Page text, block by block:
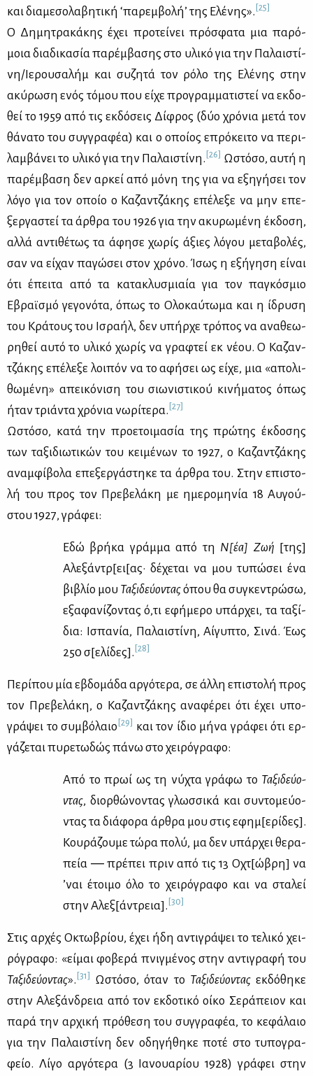
και δια­με­σο­λα­βη­τι­κή ‘πα­ρεμ­βο­λή’ της Ελέ­νης». [25]
Ο Δη­μη­τρα­κά­κης έχει προ­τεί­νει πρό­σφα­τα μια πα­ρό­
μοια δια­δι­κα­σία πα­ρέμ­βα­σης στο υλι­κό για την Πα­λαι­στί­
νη/Ιε­ρου­σα­λήμ και συ­ζη­τά τον ρό­λο της Ελέ­νης στην
ακύ­ρω­ση ενός τό­μου που εί­χε προ­γραμ­μα­τι­στεί να εκ­δο­
θεί το 1959 από τις εκ­δό­σεις Δί­φρος (δύο χρό­νια με­τά τον
θά­να­το του συγ­γρα­φέα) και ο οποί­ος επρό­κει­το να πε­ρι­
λαμ­βά­νει το υλι­κό για την Πα­λαι­στί­νη. [26] Ωστό­σο, αυ­τή η
πα­ρέμ­βα­ση δεν αρ­κεί από μό­νη της για να εξη­γή­σει τον
λό­γο για τον οποίο ο Κα­ζαν­τζά­κης επέ­λε­ξε να μην επε­
ξερ­γα­στεί τα άρ­θρα του 1926 για την ακυ­ρω­μέ­νη έκ­δο­ση,
αλ­λά αντι­θέ­τως τα άφη­σε χω­ρίς άξιες λό­γου με­τα­βο­λές,
σαν να εί­χαν πα­γώ­σει στον χρό­νο. Ίσως η εξή­γη­ση εί­ναι
ότι έπει­τα από τα κα­τα­κλυ­σμιαία για τον πα­γκό­σμιο
Εβραϊ­σμό γε­γο­νό­τα, όπως το Ολο­καύ­τω­μα και η ίδρυ­ση
του Κρά­τους του Ισ­ρα­ήλ, δεν υπήρ­χε τρό­πος να ανα­θε­ω­
ρη­θεί αυ­τό το υλι­κό χω­ρίς να γρα­φτεί εκ νέ­ου. Ο Κα­ζαν­
τζά­κης επέ­λε­ξε λοι­πόν να το αφή­σει ως εί­χε, μια «απο­λι­
θω­μέ­νη» απει­κό­νι­ση του σιω­νι­στι­κού κι­νή­μα­τος όπως
ήταν τριά­ντα χρό­νια νω­ρί­τε­ρα. [27]
Ωστό­σο, κα­τά την προ­ε­τοι­μα­σία της πρώ­της έκ­δο­σης
των τα­ξι­διω­τι­κών του κει­μέ­νων το 1927, ο Κα­ζαν­τζά­κης
αναμ­φί­βο­λα επε­ξερ­γά­στη­κε τα άρ­θρα του. Στην επι­στο­
λή του προς τον Πρε­βε­λά­κη με ημε­ρο­μη­νία 18 Αυ­γού­
στου 1927, γρά­φει:
Εδώ βρή­κα γράμ­μα από τη Ν[έα] Ζωή [της]
Αλε­ξά­ντρ[ει[ας· δέ­χε­ται να μου τυ­πώ­σει ένα
βι­βλίο μου Τα­ξι­δεύ­ο­νταςόπου θα συ­γκε­ντρώ­σω,
εξα­φα­νί­ζο­ντας ό,τι εφή­με­ρο υπάρ­χει, τα τα­ξί­
δια: Ισπα­νία, Πα­λαι­στί­νη, Αί­γυ­πτο, Σι­νά. Έως
250 σ[ελί­δες]. [28]
Πε­ρί­που μία εβδο­μά­δα αρ­γό­τε­ρα, σε άλ­λη επι­στο­λή προς
τον Πρε­βε­λά­κη, ο Κα­ζαν­τζά­κης ανα­φέ­ρει ότι έχει υπο­
γρά­ψει το συμ­βό­λαιο [29] και τον ίδιο μή­να γρά­φει ότι ερ­
γά­ζε­ται πυ­ρε­τω­δώς πά­νω στο χει­ρό­γρα­φο:
Από το πρωί ως τη νύ­χτα γρά­φω το Τα­ξι­δεύ­ο­
ντας, διορ­θώ­νο­ντας γλωσ­σι­κά και συ­ντο­μεύ­ο­
ντας τα διά­φο­ρα άρ­θρα μου στις εφημ[ερί­δες].
Κου­ρά­ζου­με τώ­ρα πο­λύ, μα δεν υπάρ­χει θε­ρα­
πεία ― πρέ­πει πριν από τις 13 Οχτ[ώβρη] να
’ναι έτοι­μο όλο το χει­ρό­γρα­φο και να στα­λεί
στην Αλεξ[άντρεια]. [30]
Στις αρ­χές Οκτω­βρί­ου, έχει ήδη αντι­γρά­ψει το τε­λι­κό χει­
ρό­γρα­φο: «εί­μαι φο­βε­ρά πνιγ­μέ­νος στην αντι­γρα­φή του
Τα­ξι­δεύ­ο­ντας». [31] Ωστό­σο, όταν το Τα­ξι­δεύ­ο­νταςεκ­δό­θη­κε
στην Αλε­ξάν­δρεια από τον εκ­δο­τι­κό οί­κο Σε­ρά­πειον και
πα­ρά την αρ­χι­κή πρό­θε­ση του συγ­γρα­φέα, το κε­φά­λαιο
για την Πα­λαι­στί­νη δεν οδη­γή­θη­κε πο­τέ στο τυ­πο­γρα­
φείο. Λί­γο αρ­γό­τε­ρα (3 Ια­νουα­ρί­ου 1928) γρά­φει στην